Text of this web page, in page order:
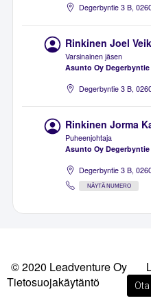
Degerbyntie 3 B,
Rinkinen Joel
Varsinainen jäsen
Asunto Oy Degerbyntie
Degerbyntie 3 B,
Rinkinen Jorma
Puheenjohtaja
Asunto Oy Degerbyntie
Degerbyntie 3 B,
NÄYTÄ NUMERO
© 2020 Leadventure Oy
Tietosuojakäytäntö